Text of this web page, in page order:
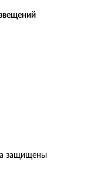
защищены